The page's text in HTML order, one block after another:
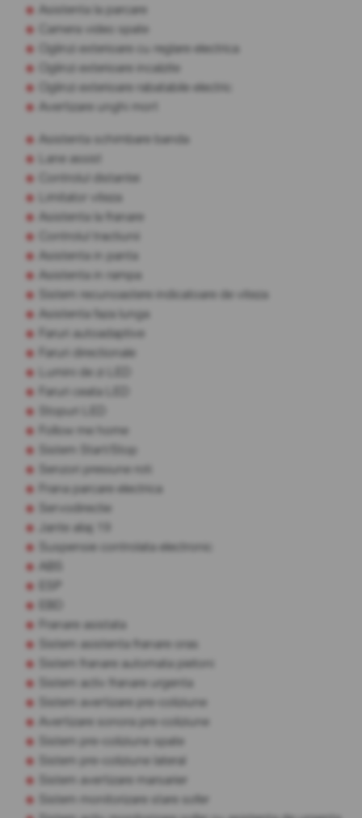
Asistenta la parcare
Camera video spate
Oglinzi exterioare cu reglare electrica
Oglinzi exterioare incalzite
Oglinzi exterioare rabatabile electric
Avertizare unghi mort
Asistenta schimbare banda
Lane assist
Controlul distantei
Limitator viteza
Asistenta la franare
Controlul tractiunii
Asistenta in panta
Asistenta in rampa
Sistem recunoastere indicatoare de viteza
Asistenta faza lunga
Faruri autoadaptive
Faruri directionale
Lumini de zi LED
Faruri ceata LED
Stopuri LED
Follow me home
Sistem Start/Stop
Senzori presiune roti
Frana parcare electrica
Servodirectie
Jante aliaj 19
Suspensie controlata electronic
ABS
EBD
Franare asistata
Sistem asistenta franare oras
Sistem franare automata pietoni
Sistem activ franare urgenta
Sistem avertizare pre-coliziune
Avertizare sonora pre-coliziune
Sistem pre-coliziune spate
Sistem pre-coliziune lateral
Sistem avertizare marsarier
Sistem monitorizare stare sofer